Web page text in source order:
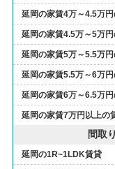
延岡の家賃4万～4.5万
延岡の家賃4.5万～5万
延岡の家賃5万～5.5万
延岡の家賃5.5万～6万
延岡の家賃6万～6.5万
延岡の家賃7万円以上の
間取
延岡の1R~1LDK賃貸